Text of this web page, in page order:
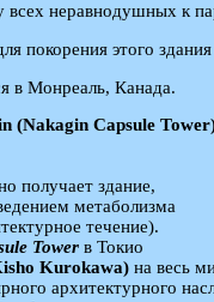
всех неравнодушных к
покорения этого здания
в Монреаль, Канада.
(Nakagin Capsule
получает здание,
метаболизма
течение).
Towerв Токио
Kurokawa) на весь
архитектурного